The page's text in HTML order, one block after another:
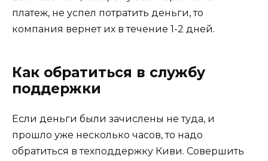
платеж, не успел потратить деньги, то
компания вернет их в течение 1-2 дней.
Как обратиться в службу
поддержки
Если деньги были зачислены не туда, и
прошло уже несколько часов, то надо
обратиться в техподдержку Киви. Совершить